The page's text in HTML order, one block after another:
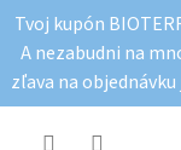
obsah
Tvoj kupón
A nezabudni na
zľava na